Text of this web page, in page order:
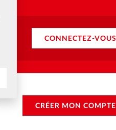
CONNECTEZ-VOUS
CRÉER MON COMPTE